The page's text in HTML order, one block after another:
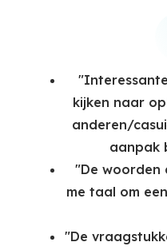
kijken naar
anderen/
aanpak
"De woorden
me taal om
"De